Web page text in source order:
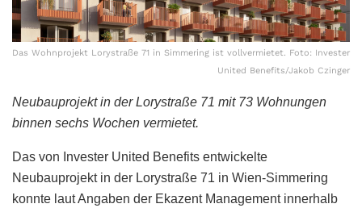
Das Wohnprojekt Lorystraße 71 in Simmering ist vollvermietet. Foto: Invester
United Benefits/Jakob Czinger
Neubauprojekt in der Lorystraße 71 mit 73 Wohnungen
binnen sechs Wochen vermietet.
Das von Invester United Benefits entwickelte
Neubauprojekt in der Lorystraße 71 in Wien-Simmering
konnte laut Angaben der Ekazent Management innerhalb